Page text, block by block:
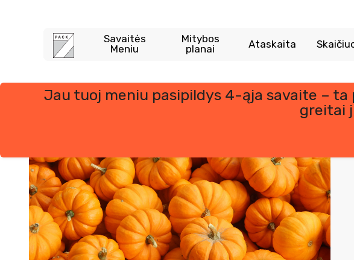
Savaitės
Meniu
Mitybos
planai
Ataskaita
Jau tuoj meniu pasipildys 4-ąja savaite – ta
greitai